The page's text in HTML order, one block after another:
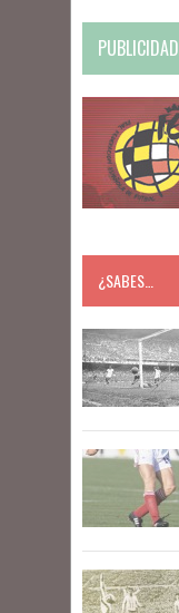
PUBLICIDAD
¿SABES…